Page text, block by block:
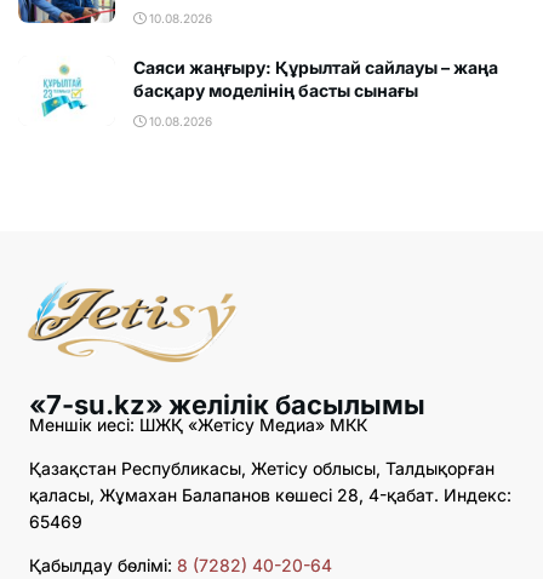
10.08.2026
Саяси жаңғыру: Құрылтай сайлауы – жаңа
басқару моделінің басты сынағы
10.08.2026
«7-su.kz» желілік басылымы
Меншік иесі: ШЖҚ «Жетісу Медиа» МКК
Қазақстан Республикасы, Жетісу облысы, Талдықорған
қаласы, Жұмахан Балапанов көшесі 28, 4-қабат. Индекс:
65469
Қабылдау бөлімі: 8 (7282) 40-20-64